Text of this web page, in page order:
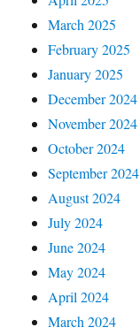
March 2025
February 2025
January 2025
December 2024
November 2024
October 2024
September 2024
August 2024
July 2024
June 2024
May 2024
April 2024
March 2024